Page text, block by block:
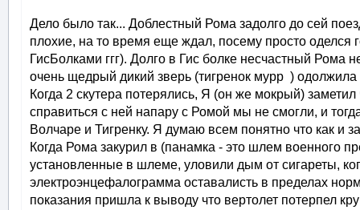
Дело было так... Доблестный Рома задолго до сей
плохие, на то время еще ждал, посему просто оделся
ГисБолками ггг). Долго в Гис болке несчастный
очень щедрый дикий зверь (тигренок мурр )
Когда 2 скутера потерялись, Я (он же мокрый)
справиться с ней напару с Ромой мы не смогли, и
Волчаре и Тигренку. Я думаю всем понятно что как и
Когда Рома закурил в (панамка - это шлем военного
установленные в шлеме, уловили дым от сигареты,
электроэнцефалограмма оставалисть в пределах
показания пришла к выводу что вертолет потерпел